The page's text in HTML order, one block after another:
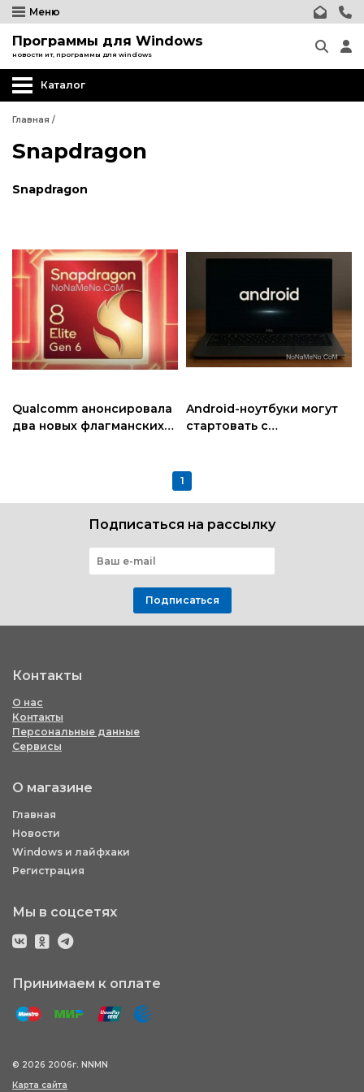
Меню
Программы для Windows
новости ит, программы для windows
Каталог
Главная /
Snapdragon
Snapdragon
Qualcomm анонсировала
два новых флагманских
Android-ноутбуки могут
стартовать с
Snapdragon X
1
Подписаться на рассылку
Подписаться
Контакты
О нас
Контакты
Персональные данные
Сервисы
О магазине
Главная
Новости
Windows и лайфхаки
Регистрация
Мы в соцсетях
Принимаем к оплате
© 2026 2006г. NNMN
Карта сайта